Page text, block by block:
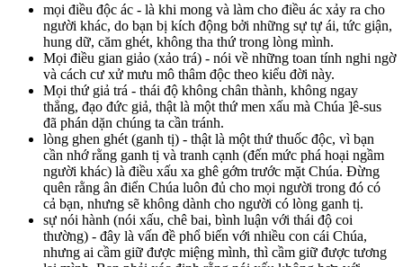
mọi điều độc ác - là khi mong và làm cho điều ác xảy ra cho
người khác, do bạn bị kích động bởi những sự tự ái, tức giận,
hung dữ, căm ghét, không tha thứ trong lòng mình.
Mọi điều gian giảo (xảo trá) - nói về những toan tính nghi ngờ
và cách cư xử mưu mô thâm độc theo kiểu đời này.
Mọi thứ giả trá - thái độ không chân thành, không ngay
thẳng, đạo đức giả, thật là một thứ men xấu mà Chúa ]ê-sus
đã phán dặn chúng ta cần tránh.
lòng ghen ghét (ganh tị) - thật là một thứ thuốc độc, vì bạn
cần nhớ rằng ganh tị và tranh cạnh (đến mức phá hoại ngầm
người khác) là điều xấu xa ghê gớm trước mặt Chúa. Đừng
quên rằng ân điển Chúa luôn đủ cho mọi người trong đó có
cả bạn, nhưng sẽ không dành cho người có lòng ganh tị.
sự nói hành (nói xấu, chê bai, bình luận với thái độ coi
thường) - đây là vấn đề phổ biến với nhiều con cái Chúa,
nhưng ai cầm giữ được miệng mình, thì cầm giữ được tương